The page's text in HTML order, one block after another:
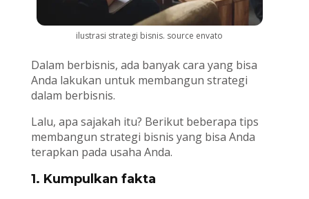
ilustrasi strategi bisnis. source envato
Dalam berbisnis, ada banyak cara yang bisa
Anda lakukan untuk membangun strategi
dalam berbisnis.
Lalu, apa sajakah itu? Berikut beberapa tips
membangun strategi bisnis yang bisa Anda
terapkan pada usaha Anda.
1. Kumpulkan fakta